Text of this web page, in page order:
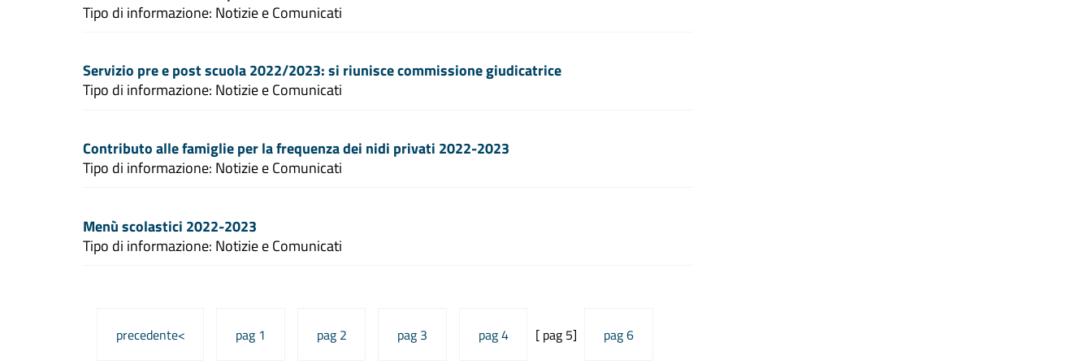
Tipo di informazione: Notizie e Comunicati
Servizio pre e post scuola 2022/2023: si riunisce commissione giudicatrice
Tipo di informazione: Notizie e Comunicati
Contributo alle famiglie per la frequenza dei nidi privati 2022-2023
Tipo di informazione: Notizie e Comunicati
Menù scolastici 2022-2023
Tipo di informazione: Notizie e Comunicati
precedente< pag 1 pag 2 pag 3 pag 4 [ pag 5] pag 6